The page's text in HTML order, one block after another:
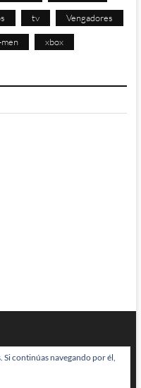
tv Vengadores
xbox
Si continúas navegando por él,